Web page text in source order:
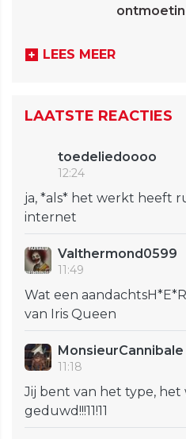
LEES MEER
LAATSTE REACTIES
toedeliedoooo
12:24
ja, *als* het werkt heeft
internet
Valthermond0599
11:49
Wat een
van Iris Queen
MonsieurCannibale
11:18
Jij bent van het type,
geduwd!!!11!11